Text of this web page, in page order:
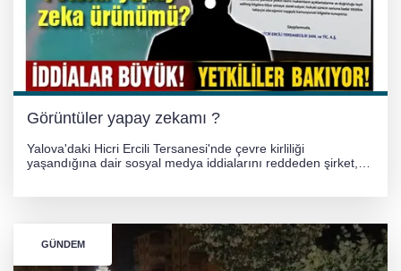
256 PARÇA ESER ELE GEÇİRİLDİ
Görüntüler yapay zekamı ?
Yalova'daki Hicri Ercili Tersanesi'nde çevre kirliliği
yaşandığına dair sosyal medya iddialarını reddeden şirket,
GÜNDEM